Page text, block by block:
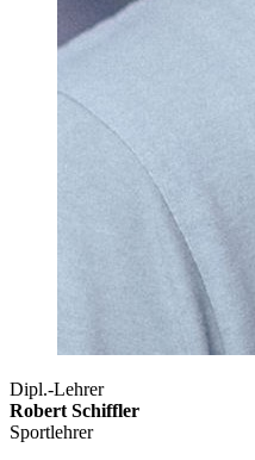
Dipl.-Lehrer
Robert Schiffler
Sportlehrer